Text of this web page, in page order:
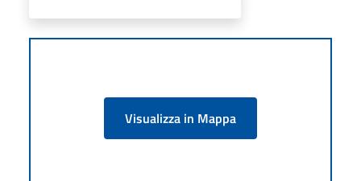
Visualizza in Mappa